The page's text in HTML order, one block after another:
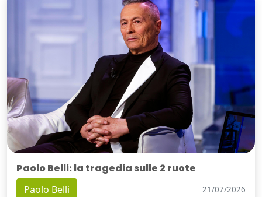
Paolo Belli: la tragedia sulle 2 ruote
Paolo Belli 21/07/2026